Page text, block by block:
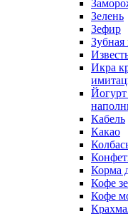
Зелень
Зефир
Зубная
Икра
Кабель
Какао
Корма
Кофе
Кофе